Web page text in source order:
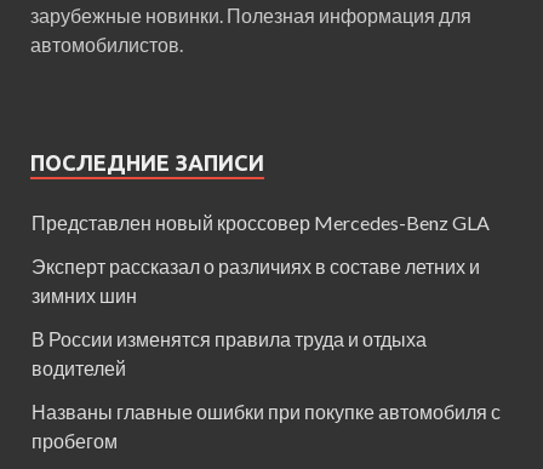
зарубежные новинки. Полезная информация для
автомобилистов.
ПОСЛЕДНИЕ ЗАПИСИ
Представлен новый кроссовер Mercedes-Benz GLA
Эксперт рассказал о различиях в составе летних и
зимних шин
В России изменятся правила труда и отдыха
водителей
Названы главные ошибки при покупке автомобиля с
пробегом